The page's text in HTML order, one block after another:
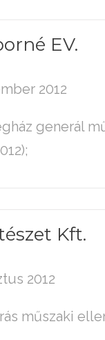
EV.
2012
generál
Kft.
2012
műszaki